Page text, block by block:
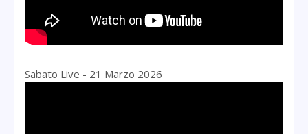
Sabato Live - 21 Marzo 2026